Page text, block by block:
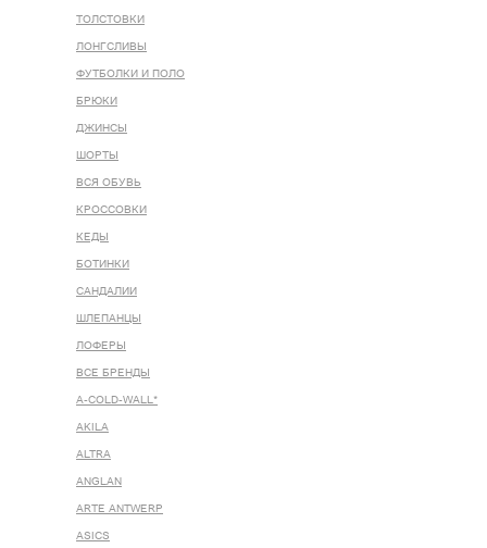
ТОЛСТОВКИ
ЛОНГСЛИВЫ
ФУТБОЛКИ И ПОЛО
БРЮКИ
ДЖИНСЫ
ШОРТЫ
ВСЯ ОБУВЬ
КРОССОВКИ
КЕДЫ
БОТИНКИ
САНДАЛИИ
ШЛЕПАНЦЫ
ЛОФЕРЫ
ВСЕ БРЕНДЫ
A-COLD-WALL*
AKILA
ALTRA
ANGLAN
ARTE ANTWERP
ASICS